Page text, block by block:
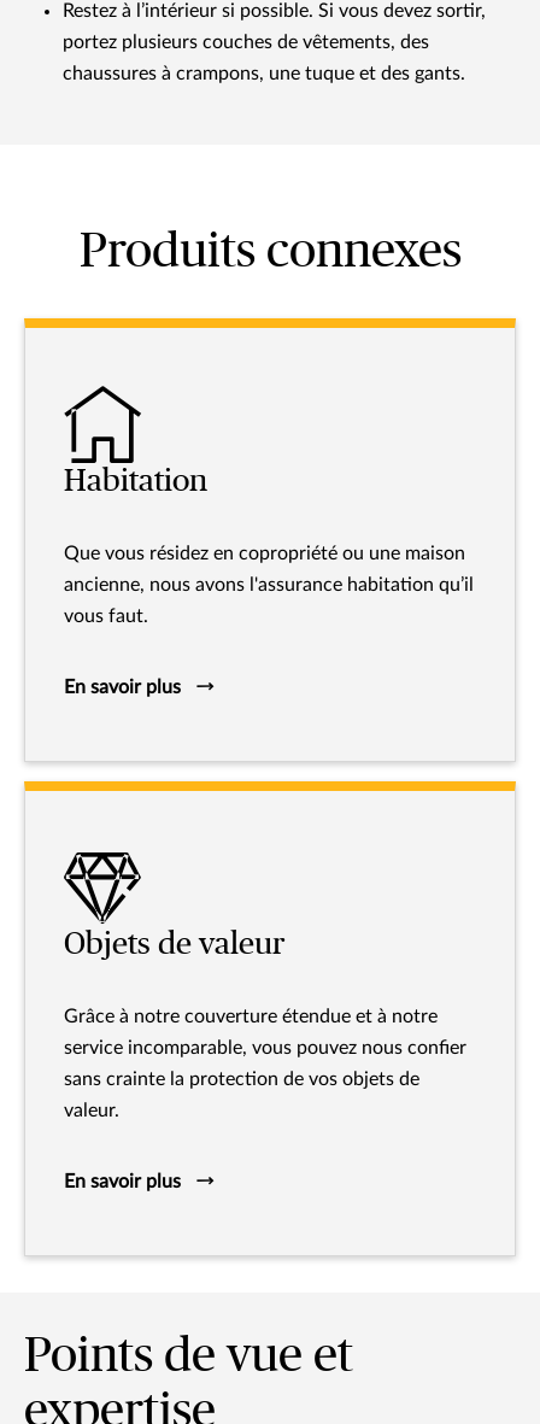
Restez à l’intérieur si possible. Si vous devez sortir,
portez plusieurs couches de vêtements, des
chaussures à crampons, une tuque et des gants.
Produits connexes
Habitation
Que vous résidez en copropriété ou une maison
ancienne, nous avons l'assurance habitation qu’il
vous faut.
En savoir plus
Objets de valeur
Grâce à notre couverture étendue et à notre
service incomparable, vous pouvez nous confier
sans crainte la protection de vos objets de
valeur.
En savoir plus
Points de vue et
expertise